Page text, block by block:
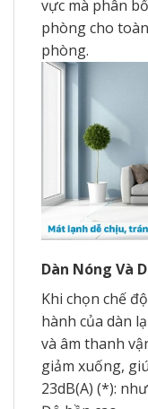
vực mà phân
phòng cho
phòng.
Dàn Nóng Và
Khi chọn chế
hành của dàn
và âm thanh
giảm xuống,
23dB(A) (*):